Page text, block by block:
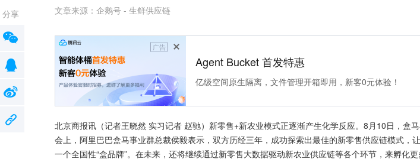
文章来源： 企鹅号 - 生鲜供应链
广告
Agent Bucket 首发特惠
亿级空间原生隔离，文件管理开箱即用，新客0元体验！
北京商报讯（记者王晓然 实习记者 赵驰）新零售+新农业模式正逐渐产生化学反应。8月10日，盒
会上，阿里巴巴盒马事业群总裁侯毅表示，双方历经三年，成功探索出最佳的新零售供应链模式，
一个全国性“盒品牌”。在未来，还将继续通过新零售大数据驱动新农业供应链等各个环节，来孵化更
分享